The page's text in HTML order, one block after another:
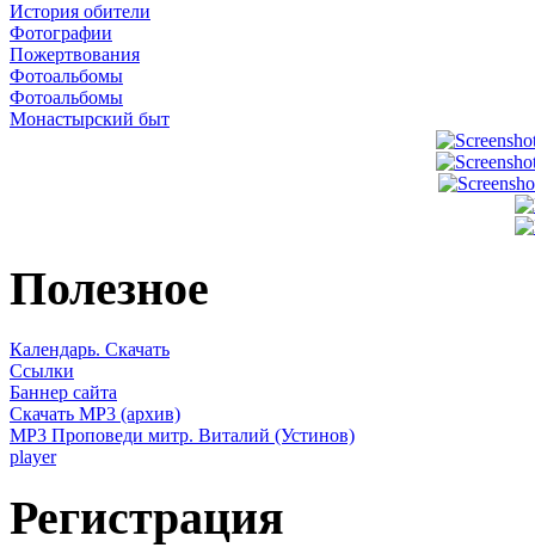
История обители
Фотографии
Пожертвования
Фотоальбомы
Фотоальбомы
Монастырский быт
Полезное
Календарь. Скачать
Ссылки
Баннер сайта
Скачать MP3 (архив)
MP3 Проповеди митр. Виталий (Устинов)
player
Регистрация